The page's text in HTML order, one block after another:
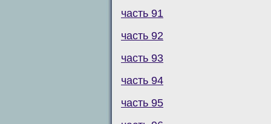
часть 91
часть 92
часть 93
часть 94
часть 95